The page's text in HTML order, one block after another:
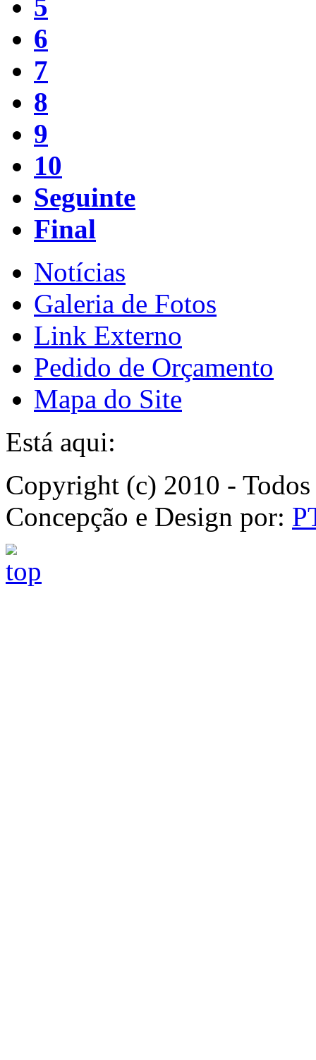
5
6
7
8
9
10
Seguinte
Final
Notícias
Galeria de Fotos
Link Externo
Pedido de Orçamento
Mapa do Site
Está aqui:
Copyright (c) 2010 -
Concepção e Design por: